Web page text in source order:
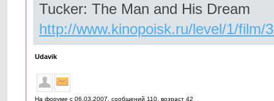
Tucker: The Man and His Dream
http://www.kinopoisk.ru/level/1/film/
Udavik
На форуме с 06.03.2007, cообщений 110, возраст 42